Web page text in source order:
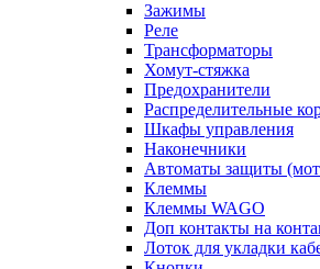
Зажимы
Реле
Трансформаторы
Хомут-стяжка
Предохранители
Распределительные
Шкафы управления
Наконечники
Автоматы защиты
Клеммы
Клеммы WAGO
Доп контакты на
Лоток для укладки